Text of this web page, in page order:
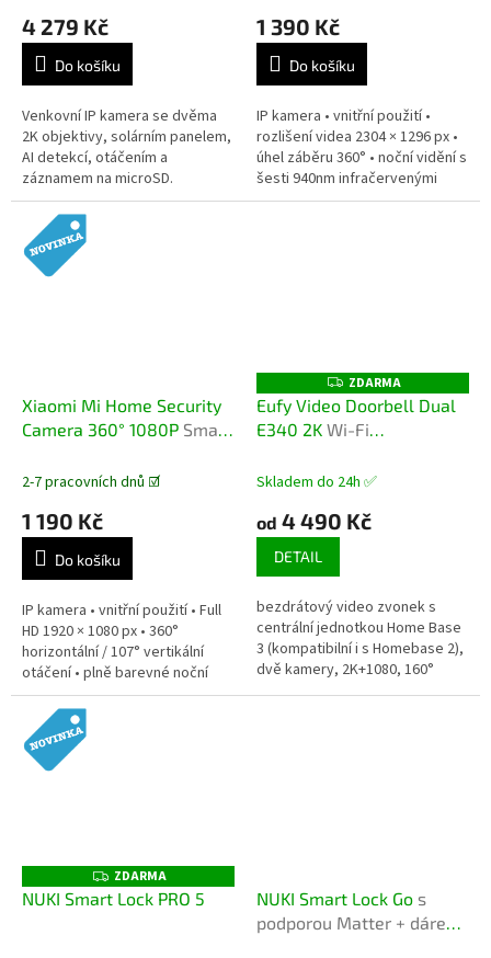
4 279 Kč
Do košíku
Venkovní IP kamera se dvěma
2K objektivy, solárním panelem,
AI detekcí, otáčením a
záznamem na microSD.
1 390 Kč
Do košíku
IP kamera • vnitřní použití •
rozlišení videa 2304 × 1296 px •
úhel záběru 360° • noční vidění s
šesti 940nm infračervenými
světly • detektor pohybu •
Xiaomi Mi Home Security
Camera 360° 1080P Smart
2-7 pracovních dnů ☑️
1 190 Kč
Do košíku
IP kamera • vnitřní použití • Full
HD 1920 × 1080 px • 360°
horizontální / 107° vertikální
otáčení • plně barevné noční
vidění + 6× IR LED • AI detekce
osob (lokální, bez...
Z
D
A
R
ZDARMA
Eufy Video Doorbell Dual
E340 2K Wi-Fi
zvonek s dvěma kamerami
Skladem do 24h ✅
od 4 490 Kč
DETAIL
bezdrátový video zvonek s
centrální jednotkou Home Base
3 (kompatibilní i s Homebase 2),
dvě kamery, 2K+1080, 160°
+120° zorný úhel, noční vidění
Z
D
A
ZDARMA
NUKI Smart Lock PRO 5 NUKI Smart Lock Go s
podporou Matter + dárek